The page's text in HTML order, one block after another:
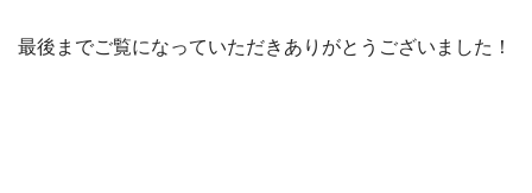
最後までご覧になっていただきありがとうございました！